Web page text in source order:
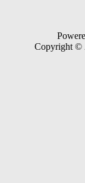
Copyright ©